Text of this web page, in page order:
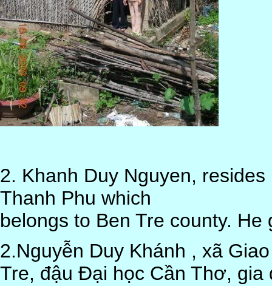
2. Khanh Duy Nguyen,
Thanh Phu which
belongs to Ben Tre county.
2.Nguyễn Duy Khánh , xã
Tre, đậu Đại học Cần Thơ,